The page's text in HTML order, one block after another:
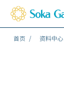
首页 资料中心